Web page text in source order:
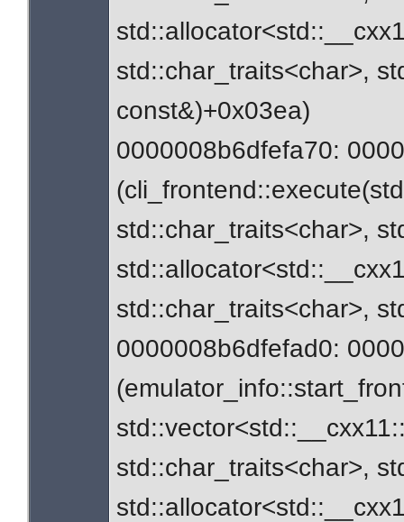
std::char_traits<char>,
const&)+0x03ea)
0000008b6dfefa70:
std::char_traits<char>,
std::char_traits<char>,
0000008b6dfefad0:
std::char_traits<char>,